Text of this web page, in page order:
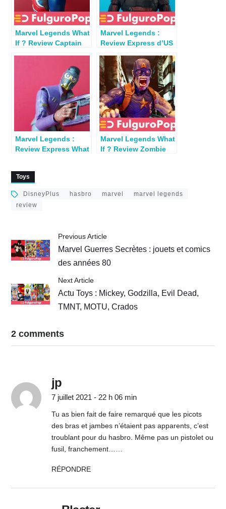
Marvel Legends What
If ? Review Captain
Marvel Legends :
Review Express d’US
Marvel Legends :
Review Express What
Marvel Legends What
If ? Review Zombie
Toys
DisneyPlus hasbro marvel
marvel legends
review
Previous Article
Marvel Guerres Secrètes : jouets et comics
des années 80
Next Article
Actu Toys : Mickey, Godzilla, Evil Dead,
TMNT, MOTU, Crados
2 comments
jp
7 juillet 2021 - 22 h 06 min
Tu as bien fait de faire remarqué que les picots
des bras et jambes n’étaient pas apparents, c’est
troublant pour du hasbro. Même pas un pistolet ou
fusil, franchement……
RÉPONDRE